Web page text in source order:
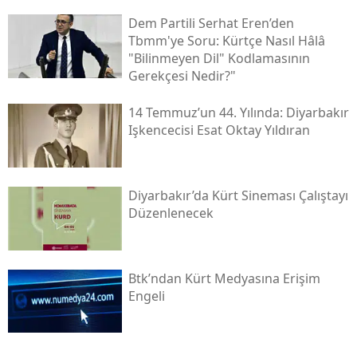
Dem Partili Serhat Eren’den
Tbmm'ye Soru: Kürtçe Nasıl Hâlâ
"bilinmeyen Dil" Kodlamasının
Gerekçesi Nedir?"
14 Temmuz’un 44. Yılında: Diyarbakır
Işkencecisi Esat Oktay Yıldıran
Diyarbakır’da Kürt Sineması Çalıştayı
Düzenlenecek
Btk’ndan Kürt Medyasına Erişim
Engeli